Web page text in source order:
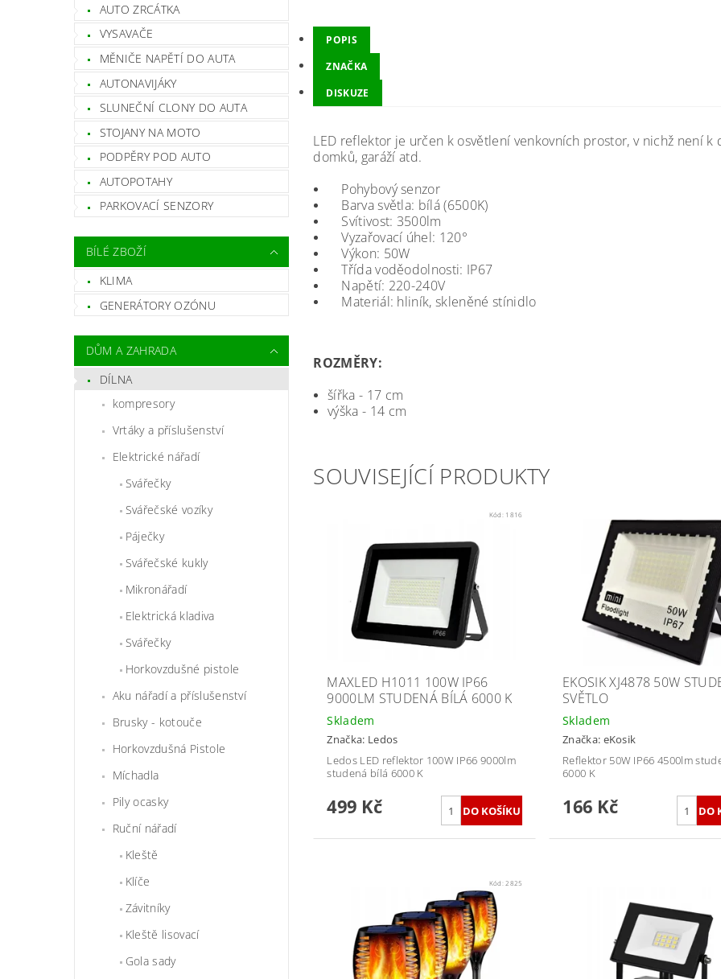
AUTO ZRCÁTKA
VYSAVAČE
MĚNIČE NAPĚTÍ DO AUTA
AUTONAVIJÁKY
SLUNEČNÍ CLONY DO AUTA
STOJANY NA MOTO
PODPĚRY POD AUTO
AUTOPOTAHY
PARKOVACÍ SENZORY
BÍLÉ ZBOŽÍ
KLIMA
GENERÁTORY OZÓNU
DŮM A ZAHRADA
DÍLNA
kompresory
Vrtáky a příslušenství
Elektrické nářadí
Svářečky
Svářečské vozíky
Páječky
Svářečské kukly
Mikronářadí
Elektrická kladiva
Svářečky
Horkovzdušné pistole
Aku nářadí a příslušenství
Brusky - kotouče
Horkovzdušná Pistole
Míchadla
Pily ocasky
Ruční nářadí
Kleště
Klíče
Závitníky
Kleště lisovací
Gola sady
POPIS
ZNAČKA
DISKUZE
LED reflektor je určen k osvětlení venkovních prostor, v nichž není
domků, garáží atd.
Pohybový senzor
Barva světla: bílá (6500K)
Svítivost: 3500lm
Vyzařovací úhel: 120°
Výkon: 50W
Třída voděodolnosti: IP67
Napětí: 220-240V
Materiál: hliník, skleněné stínidlo
ROZMĚRY:
šířka - 17 cm
výška - 14 cm
SOUVISEJÍCÍ PRODUKTY
Kód: 1816
MAXLED H1011 100W IP66
9000LM STUDENÁ BÍLÁ 6000 K
Skladem
Značka: Ledos
Ledos LED reflektor 100W IP66 9000lm
studená bílá 6000 K
499 Kč
EKOSIK XJ4878 50W
SVĚTLO
Skladem
Značka: eKosik
Reflektor 50W IP66 4500lm
6000 K
166 Kč
Kód:2825